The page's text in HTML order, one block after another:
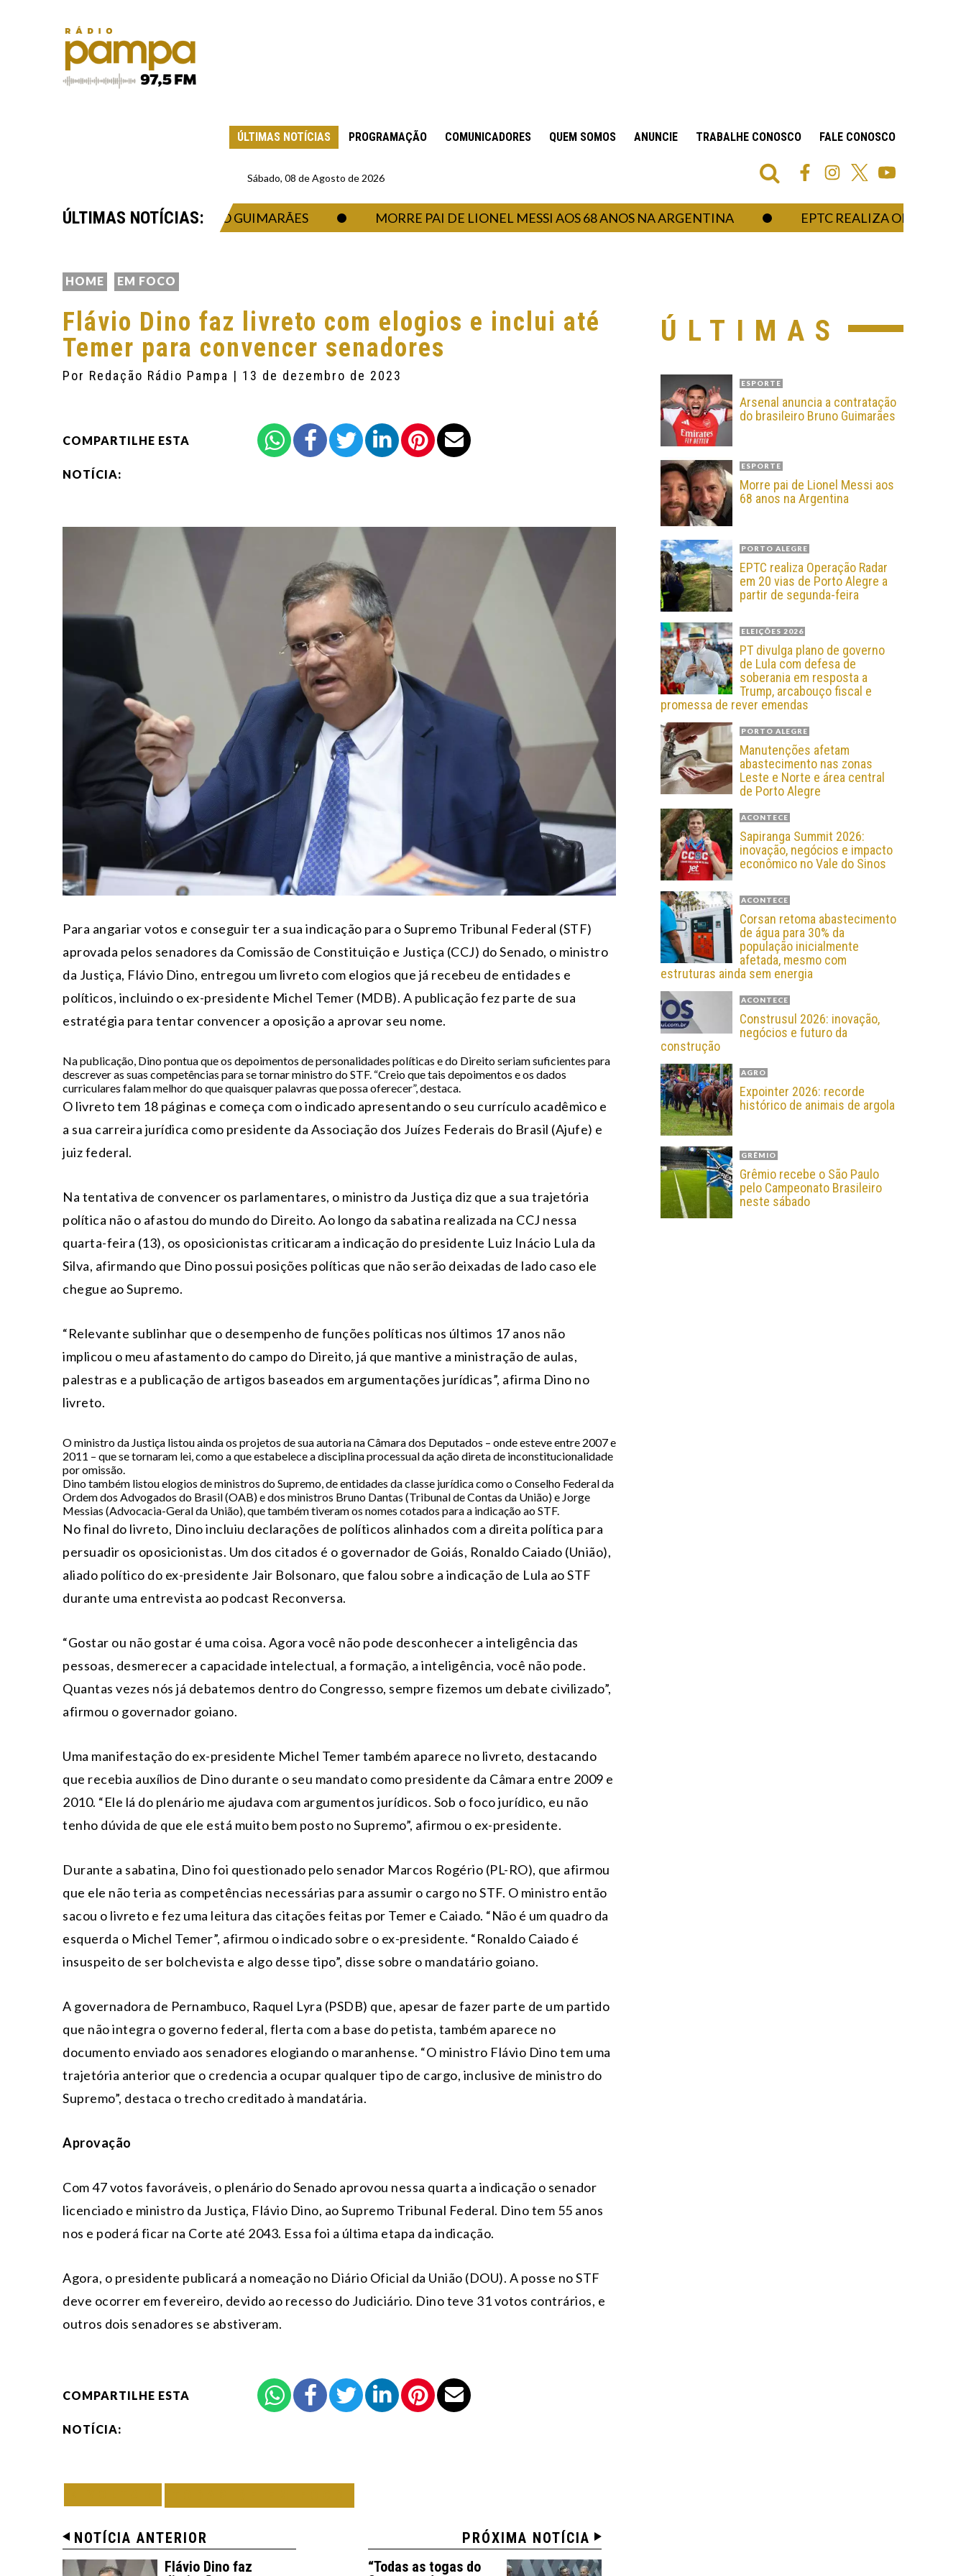
ÚLTIMAS NOTÍCIAS PROGRAMAÇÃO COMUNICADORES QUEM SOMOS ANUNCIE TRABALHE CONOSCO FALE CONOSCO
Sábado, 08 de Agosto de 2026
ÚLTIMAS NOTÍCIAS:
DO BRASILEIRO BRUNO GUIMARÃES MORRE PAI DE LIONEL MESSI AOS 68 ANOS NA ARGENTINA EPTC REALIZA OPERAÇÃO
HOME EM FOCO
Flávio Dino faz livreto com elogios e inclui até
Temer para convencer senadores
Por Redação Rádio Pampa | 13 de dezembro de 2023
COMPARTILHE ESTA
NOTÍCIA:
Para angariar votos e conseguir ter a sua indicação para o Supremo Tribunal Federal (STF)
aprovada pelos senadores da Comissão de Constituição e Justiça (CCJ) do Senado, o ministro
da Justiça, Flávio Dino, entregou um livreto com elogios que já recebeu de entidades e
políticos, incluindo o ex-presidente Michel Temer (MDB). A publicação fez parte de sua
estratégia para tentar convencer a oposição a aprovar seu nome.
Na publicação, Dino pontua que os depoimentos de personalidades políticas e do Direito seriam suficientes para
descrever as suas competências para se tornar ministro do STF. “Creio que tais depoimentos e os dados
curriculares falam melhor do que quaisquer palavras que possa oferecer”, destaca.
O livreto tem 18 páginas e começa com o indicado apresentando o seu currículo acadêmico e
a sua carreira jurídica como presidente da Associação dos Juízes Federais do Brasil (Ajufe) e
juiz federal.
Na tentativa de convencer os parlamentares, o ministro da Justiça diz que a sua trajetória
política não o afastou do mundo do Direito. Ao longo da sabatina realizada na CCJ nessa
quarta-feira (13), os oposicionistas criticaram a indicação do presidente Luiz Inácio Lula da
Silva, afirmando que Dino possui posições políticas que não serão deixadas de lado caso ele
chegue ao Supremo.
“Relevante sublinhar que o desempenho de funções políticas nos últimos 17 anos não
implicou o meu afastamento do campo do Direito, já que mantive a ministração de aulas,
palestras e a publicação de artigos baseados em argumentações jurídicas”, afirma Dino no
livreto.
O ministro da Justiça listou ainda os projetos de sua autoria na Câmara dos Deputados – onde esteve entre 2007 e
2011 – que se tornaram lei, como a que estabelece a disciplina processual da ação direta de inconstitucionalidade
por omissão.
Dino também listou elogios de ministros do Supremo, de entidades da classe jurídica como o Conselho Federal da
Ordem dos Advogados do Brasil (OAB) e dos ministros Bruno Dantas (Tribunal de Contas da União) e Jorge
Messias (Advocacia-Geral da União), que também tiveram os nomes cotados para a indicação ao STF.
No final do livreto, Dino incluiu declarações de políticos alinhados com a direita política para
persuadir os oposicionistas. Um dos citados é o governador de Goiás, Ronaldo Caiado (União),
aliado político do ex-presidente Jair Bolsonaro, que falou sobre a indicação de Lula ao STF
durante uma entrevista ao podcast Reconversa.
“Gostar ou não gostar é uma coisa. Agora você não pode desconhecer a inteligência das
pessoas, desmerecer a capacidade intelectual, a formação, a inteligência, você não pode.
Quantas vezes nós já debatemos dentro do Congresso, sempre fizemos um debate civilizado”,
afirmou o governador goiano.
Uma manifestação do ex-presidente Michel Temer também aparece no livreto, destacando
que recebia auxílios de Dino durante o seu mandato como presidente da Câmara entre 2009 e
2010. “Ele lá do plenário me ajudava com argumentos jurídicos. Sob o foco jurídico, eu não
tenho dúvida de que ele está muito bem posto no Supremo”, afirmou o ex-presidente.
Durante a sabatina, Dino foi questionado pelo senador Marcos Rogério (PL-RO), que afirmou
que ele não teria as competências necessárias para assumir o cargo no STF. O ministro então
sacou o livreto e fez uma leitura das citações feitas por Temer e Caiado. “Não é um quadro da
esquerda o Michel Temer”, afirmou o indicado sobre o ex-presidente. “Ronaldo Caiado é
insuspeito de ser bolchevista e algo desse tipo”, disse sobre o mandatário goiano.
A governadora de Pernambuco, Raquel Lyra (PSDB) que, apesar de fazer parte de um partido
que não integra o governo federal, flerta com a base do petista, também aparece no
documento enviado aos senadores elogiando o maranhense. “O ministro Flávio Dino tem uma
trajetória anterior que o credencia a ocupar qualquer tipo de cargo, inclusive de ministro do
Supremo”, destaca o trecho creditado à mandatária.
Aprovação
Com 47 votos favoráveis, o plenário do Senado aprovou nessa quarta a indicação o senador
licenciado e ministro da Justiça, Flávio Dino, ao Supremo Tribunal Federal. Dino tem 55 anos
nos e poderá ficar na Corte até 2043. Essa foi a última etapa da indicação.
Agora, o presidente publicará a nomeação no Diário Oficial da União (DOU). A posse no STF
deve ocorrer em fevereiro, devido ao recesso do Judiciário. Dino teve 31 votos contrários, e
outros dois senadores se abstiveram.
COMPARTILHE ESTA
NOTÍCIA:
NOTÍCIA ANTERIOR
Flávio Dino faz
PRÓXIMA NOTÍCIA
“Todas as togas do
ÚLTIMAS
ESPORTE
Arsenal anuncia a contratação
do brasileiro Bruno Guimarães
ESPORTE
Morre pai de Lionel Messi aos
68 anos na Argentina
PORTO ALEGRE
EPTC realiza Operação Radar
em 20 vias de Porto Alegre a
partir de segunda-feira
ELEIÇÕES 2026
PT divulga plano de governo
de Lula com defesa de
soberania em resposta a
Trump, arcabouço fiscal e
promessa de rever emendas
PORTO ALEGRE
Manutenções afetam
abastecimento nas zonas
Leste e Norte e área central
de Porto Alegre
ACONTECE
Sapiranga Summit 2026:
inovação, negócios e impacto
econômico no Vale do Sinos
ACONTECE
Corsan retoma abastecimento
de água para 30% da
população inicialmente
afetada, mesmo com
estruturas ainda sem energia
ACONTECE
Construsul 2026: inovação,
negócios e futuro da
construção
AGRO
Expointer 2026: recorde
histórico de animais de argola
GRÊMIO
Grêmio recebe o São Paulo
pelo Campeonato Brasileiro
neste sábado